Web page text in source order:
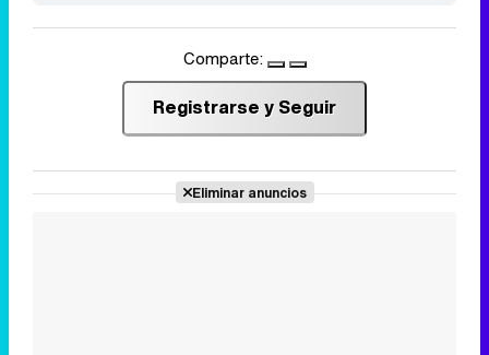
Comparte:
Registrarse y Seguir
Eliminar anuncios